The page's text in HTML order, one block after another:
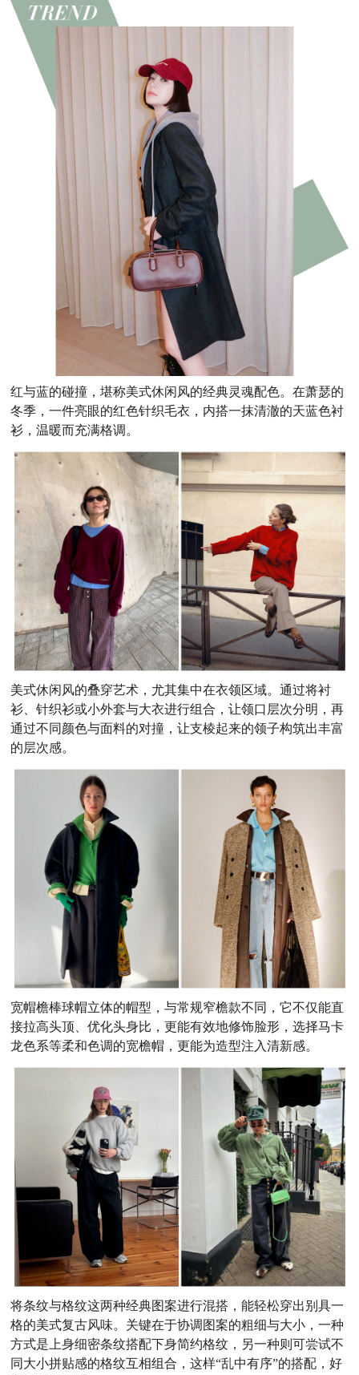
红与蓝的碰撞，堪称美式休闲风的经典灵魂配色。在萧瑟的
冬季，一件亮眼的红色针织毛衣，内搭一抹清澈的天蓝色衬
衫，温暖而充满格调。
美式休闲风的叠穿艺术，尤其集中在衣领区域。通过将衬
衫、针织衫或小外套与大衣进行组合，让领口层次分明，再
通过不同颜色与面料的对撞，让支棱起来的领子构筑出丰富
的层次感。
宽帽檐棒球帽立体的帽型，与常规窄檐款不同，它不仅能直
接拉高头顶、优化头身比，更能有效地修饰脸形，选择马卡
龙色系等柔和色调的宽檐帽，更能为造型注入清新感。
将条纹与格纹这两种经典图案进行混搭，能轻松穿出别具一
格的美式复古风味。关键在于协调图案的粗细与大小，一种
方式是上身细密条纹搭配下身简约格纹，另一种则可尝试不
同大小拼贴感的格纹互相组合，这样“乱中有序”的搭配，好